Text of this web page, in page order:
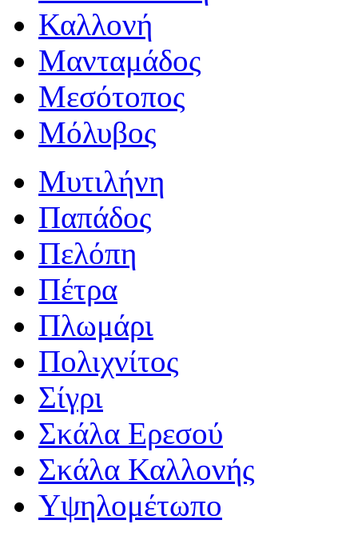
Καλλονή
Μανταμάδος
Μεσότοπος
Μόλυβος
Μυτιλήνη
Παπάδος
Πελόπη
Πέτρα
Πλωμάρι
Πολιχνίτος
Σίγρι
Σκάλα Ερεσού
Σκάλα Καλλονής
Υψηλομέτωπο